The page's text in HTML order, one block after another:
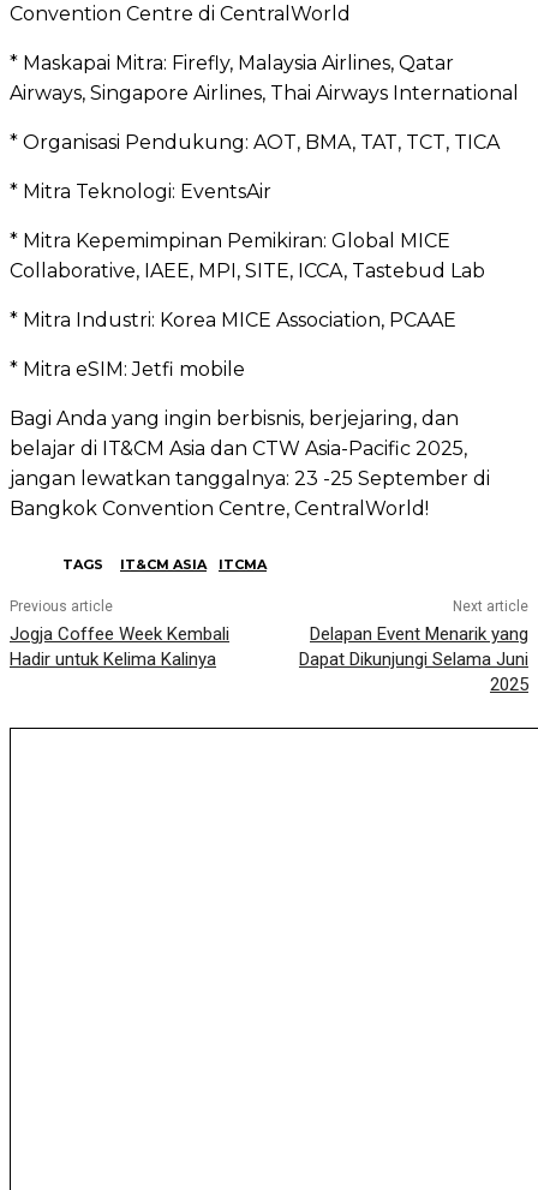
Convention Centre di CentralWorld
* Maskapai Mitra: Firefly, Malaysia Airlines, Qatar
Airways, Singapore Airlines, Thai Airways International
* Organisasi Pendukung: AOT, BMA, TAT, TCT, TICA
* Mitra Teknologi: EventsAir
* Mitra Kepemimpinan Pemikiran: Global MICE
Collaborative, IAEE, MPI, SITE, ICCA, Tastebud Lab
* Mitra Industri: Korea MICE Association, PCAAE
* Mitra eSIM: Jetfi mobile
Bagi Anda yang ingin berbisnis, berjejaring, dan
belajar di IT&CM Asia dan CTW Asia-Pacific 2025,
jangan lewatkan tanggalnya: 23 -25 September di
Bangkok Convention Centre, CentralWorld!
TAGS IT&CM ASIA ITCMA
Previous article
Jogja Coffee Week Kembali
Hadir untuk Kelima Kalinya
Next article
Delapan Event Menarik yang
Dapat Dikunjungi Selama Juni
2025